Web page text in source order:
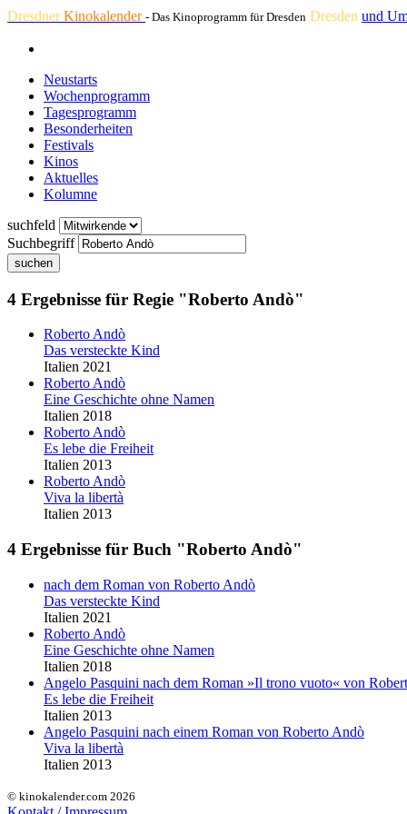
DresdnerKinokalender - Das Kinoprogramm für Dresden Dresden und
Neustarts
Wochenprogramm
Tagesprogramm
Besonderheiten
Festivals
Kinos
Aktuelles
Kolumne
suchfeld
Suchbegriff
suchen
4 Ergebnisse für Regie "Roberto Andò"
Roberto Andò
Das versteckte Kind
Italien 2021
Roberto Andò
Eine Geschichte ohne Namen
Italien 2018
Roberto Andò
Es lebe die Freiheit
Italien 2013
Roberto Andò
Viva la libertà
Italien 2013
4 Ergebnisse für Buch "Roberto Andò"
nach dem Roman von Roberto Andò
Das versteckte Kind
Italien 2021
Roberto Andò
Eine Geschichte ohne Namen
Italien 2018
Angelo Pasquini nach dem Roman »Il trono vuoto« von
Es lebe die Freiheit
Italien 2013
Angelo Pasquini nach einem Roman von Roberto Andò
Viva la libertà
Italien 2013
© kinokalender.com 2026